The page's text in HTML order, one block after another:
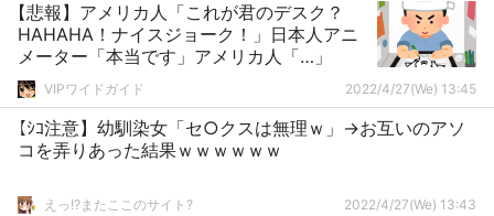
【悲報】アメリカ人「これが君のデスク？
HAHAHA！ナイスジョーク！」日本人アニ
メーター「本当です」アメリカ人「…」
VIPワイドガイド 2022/4/27(We) 13:45
【ｼｺ注意】幼馴染女「セ○クスは無理ｗ」→お互いのアソ
コを弄りあった結果ｗｗｗｗｗｗ
えっ!?またここのサイト? 2022/4/27(We) 13:43